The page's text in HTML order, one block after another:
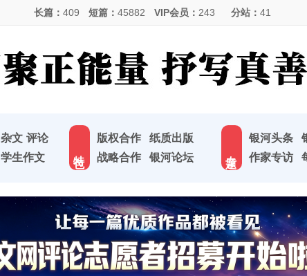
长篇： 409 短篇： 45882 VIP会员： 243 分站： 41
杂文 评论
学生作文
版权合作
纸质出版
战略合作
银河论坛
银河头条
作家专访